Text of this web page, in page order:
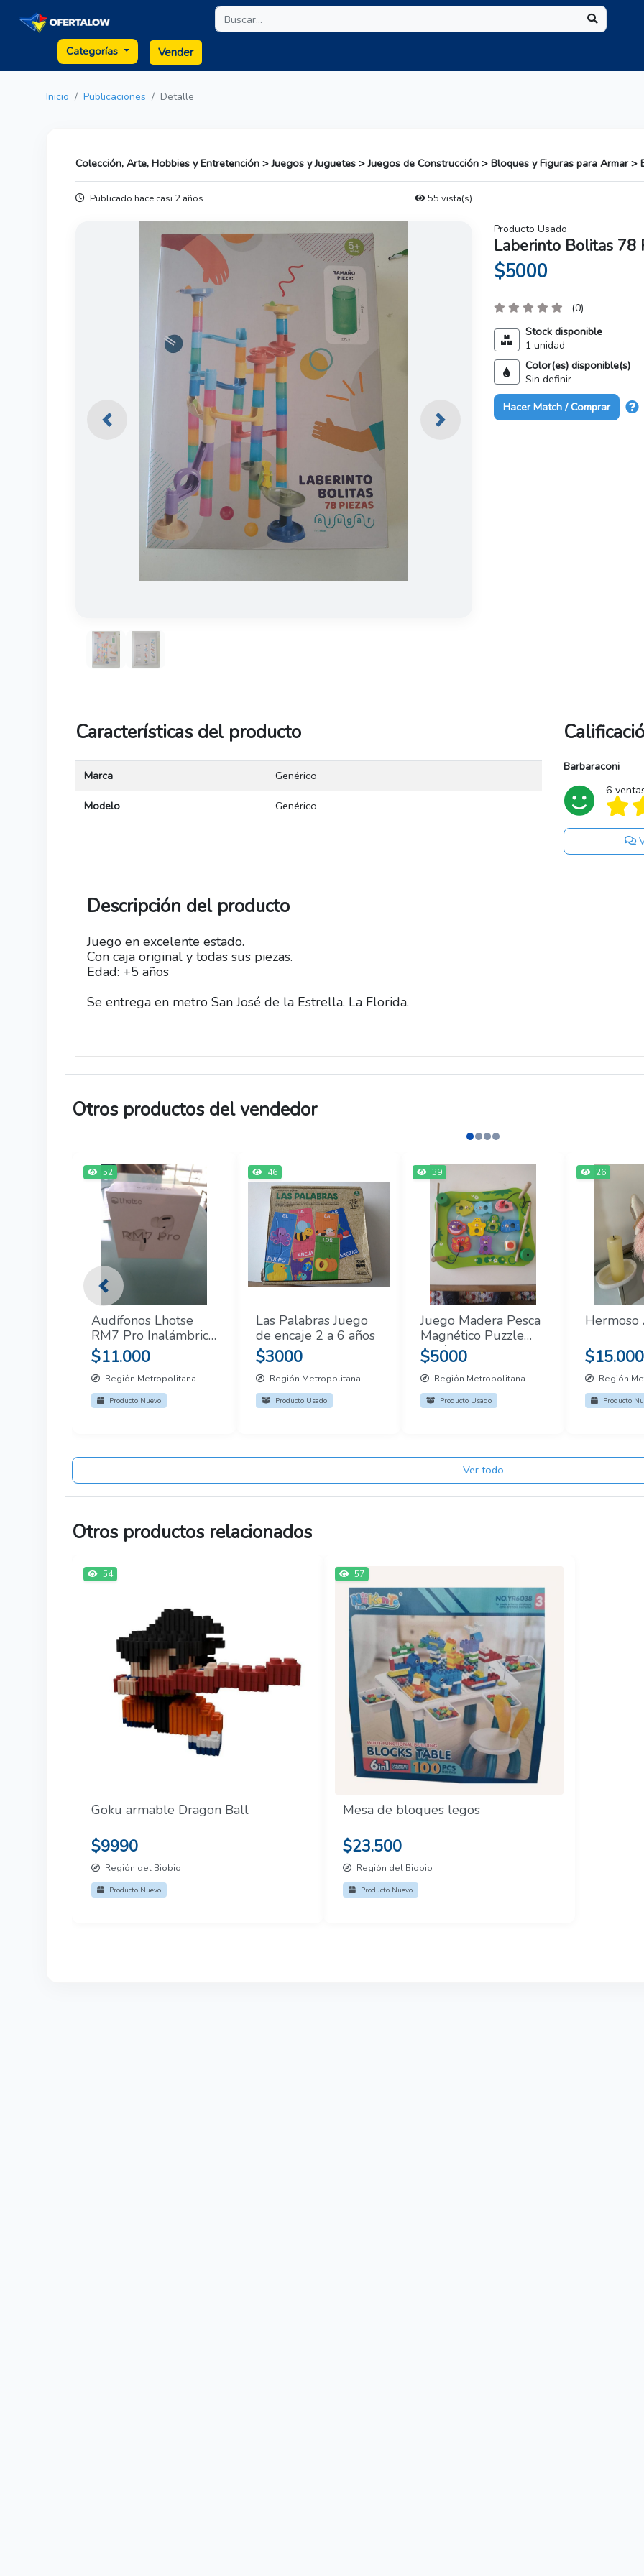
Categorías Vender
Inicio Publicaciones Detalle
Colección, Arte, Hobbies y Entretención > Juegos y Juguetes > Juegos de Construcción > Bloques y Figuras para Armar >
Publicado hace casi 2 años 55 vista(s)
Previous Next
Producto Usado
Laberinto Bolitas 78
$5000
(0)
Stock disponible
1 unidad
Color(es) disponible(s)
Sin definir
Hacer Match / Comprar
Características del producto
Marca Genérico
Modelo Genérico
Barbaraconi
6
Descripción del producto
Juego en excelente estado.
Con caja original y todas sus piezas.
Edad: +5 años
Se entrega en metro San José de la Estrella. La Florida.
Otros productos del vendedor
52
Audífonos Lhotse
RM7 Pro Inalámbrico
Blanco sellado
$11.000
Región Metropolitana
Producto Nuevo
46
Las Palabras Juego
de encaje 2 a 6 años
$3000
Región Metropolitana
Producto Usado
39
Juego Madera Pesca
Magnético Puzzle
Didáctico
$5000
Región Metropolitana
Producto Usado
26
$15.000
Región
Producto
Previous
Ver todo
Otros productos relacionados
54
Goku armable Dragon Ball
$9990
Región del Biobio
Producto Nuevo
57
Mesa de bloques legos
$23.500
Región del Biobio
Producto Nuevo